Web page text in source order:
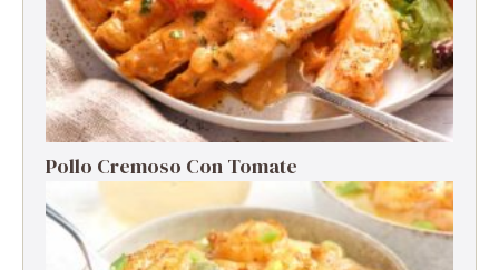
Pollo Cremoso Con Tomate